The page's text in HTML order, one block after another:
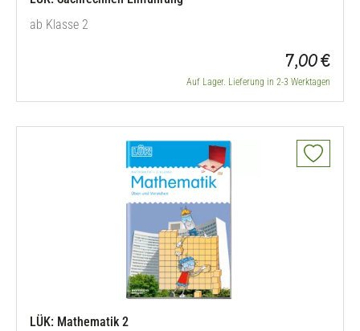
ab Klasse 2
7,00 €
Auf Lager. Lieferung in 2-3 Werktagen
LÜK: Mathematik 2